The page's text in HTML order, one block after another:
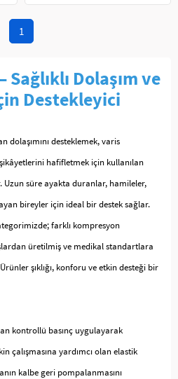
1
Sağlıklı Dolaşım ve
Destekleyici
dolaşımını desteklemek, varis
hafifletmek için kullanılan
süre ayakta duranlar, hamileler,
bireyler için ideal bir destek sağlar.
farklı kompresyon
üretilmiş ve medikal standartlara
şıklığı, konforu ve etkin desteği bir
kontrollü basınç uygulayarak
çalışmasına yardımcı olan elastik
kalbe geri pompalanmasını